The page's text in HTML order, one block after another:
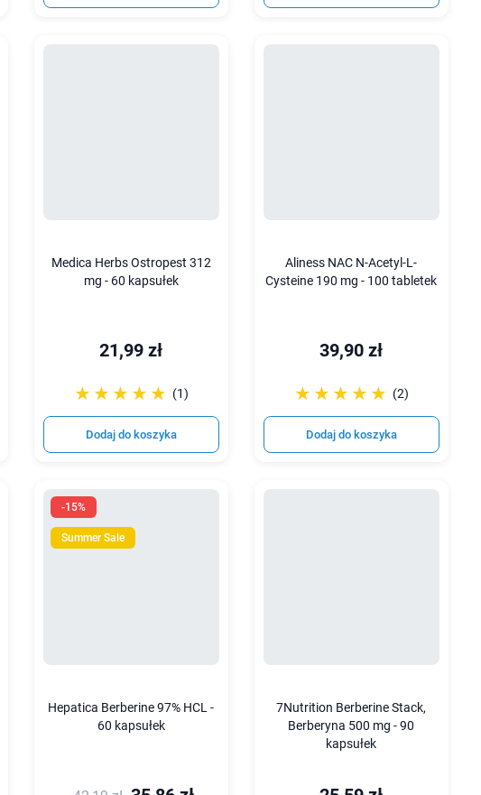
Medica Herbs Ostropest 312
mg - 60 kapsułek
21,99 zł
☆☆☆☆☆
★★★★★ (1)
Dodaj do koszyka
Aliness NAC N-Acetyl-L-
Cysteine 190 mg - 100 tabletek
39,90 zł
☆☆☆☆☆
★★★★★ (2)
Dodaj do koszyka
-15%
Summer Sale
Hepatica Berberine 97% HCL -
60 kapsułek
7Nutrition Berberine Stack,
Berberyna 500 mg - 90
kapsułek